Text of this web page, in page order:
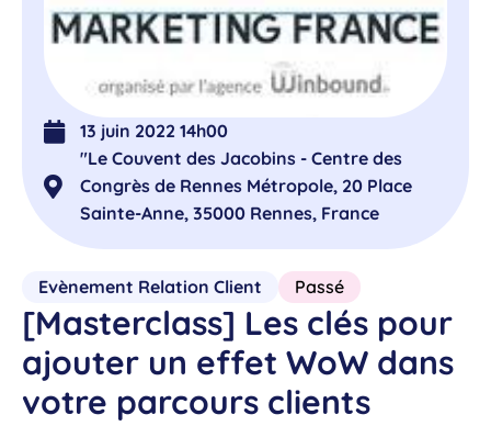
13 juin 2022 14h00
"Le Couvent des Jacobins - Centre des
Congrès de Rennes Métropole, 20 Place
Sainte-Anne, 35000 Rennes, France
Evènement Relation Client Passé
[Masterclass] Les clés pour
ajouter un effet WoW dans
votre parcours clients